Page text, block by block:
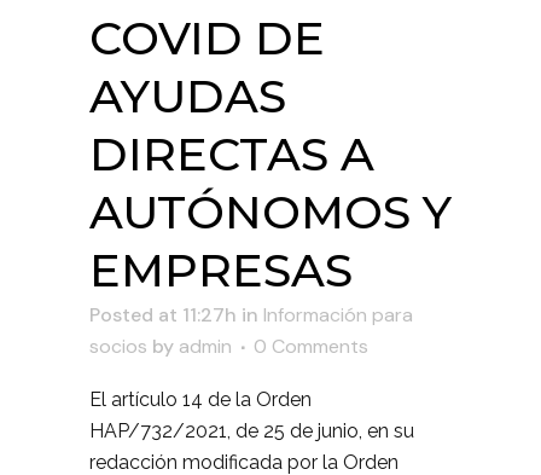
COVID DE
AYUDAS
DIRECTAS A
AUTÓNOMOS Y
EMPRESAS
Posted at 11:27h in Información para
socios by admin 0 Comments
El artículo 14 de la Orden
HAP/732/2021, de 25 de junio, en su
redacción modificada por la Orden